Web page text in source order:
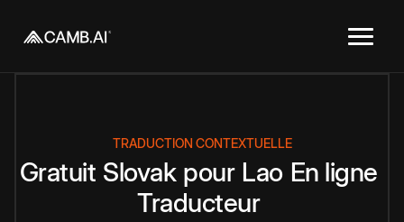
TRADUCTION CONTEXTUELLE
Gratuit Slovak pour Lao En ligne
Traducteur